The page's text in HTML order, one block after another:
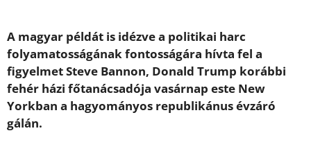
A magyar példát is idézve a politikai harc
folyamatosságának fontosságára hívta fel a
figyelmet Steve Bannon, Donald Trump korábbi
fehér házi főtanácsadója vasárnap este New
Yorkban a hagyományos republikánus évzáró
gálán.